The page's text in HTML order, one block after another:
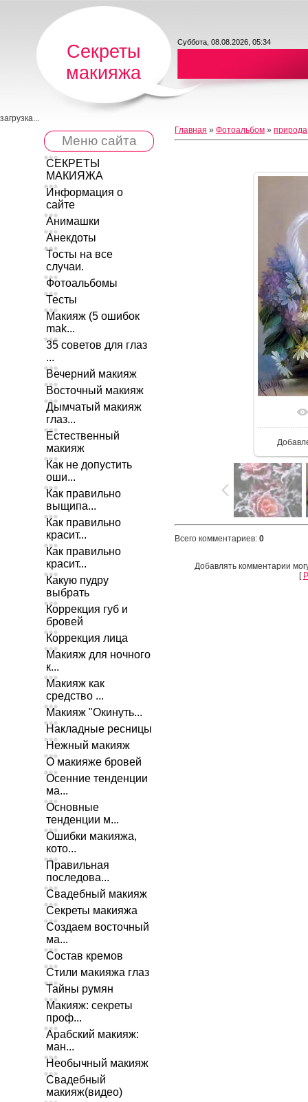
Секреты
макияжа
Суббота, 08.08.2026, 05:34
загрузка...
Меню сайта
СЕКРЕТЫ
МАКИЯЖА
Информация о
сайте
Анимашки
Анекдоты
Тосты на все
случаи.
Фотоальбомы
Тесты
Макияж (5 ошибок
mak...
35 советов для глаз
...
Вечерний макияж
Восточный макияж
Дымчатый макияж
глаз...
Естественный
макияж
Как не допустить
оши...
Как правильно
выщипа...
Как правильно
красит...
Как правильно
красит...
Какую пудру
выбрать
Коррекция губ и
бровей
Коррекция лица
Макияж для ночного
к...
Макияж как
средство ...
Макияж "Окинуть...
Накладные ресницы
Нежный макияж
О макияже бровей
Осенние тенденции
ма...
Основные
тенденции м...
Ошибки макияжа,
кото...
Правильная
последова...
Свадебный макияж
Секреты макияжа
Создаем восточный
ма...
Состав кремов
Стили макияжа глаз
Тайны румян
Макияж: секреты
проф...
Арабский макияж:
ман...
Необычный макияж
Свадебный
макияж(видео)
Главная » Фотоальбом » природа
Всего комментариев: 0
Добавлять комментарии
[